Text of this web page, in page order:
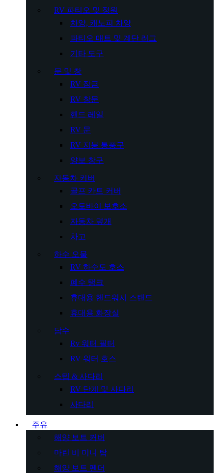
RV 파티오 및 정원
차양, 캐노피 차양
파티오 매트 및 계단 러그
기타 도구
문 및 창
RV 잠금
RV 창문
핸드 레일
RV 문
RV 지붕 통풍구
양보 창구
자동차 커버
골프 카트 커버
오토바이 보호소
자동차 덮개
차고
하수 오물
RV 하수도 호스
폐수 탱크
휴대용 핸드워시 스탠드
휴대용 화장실
담수
Rv 워터 필터
RV 워터 호스
스텝 & 사다리
RV 단계 및 사다리
사다리
주유
해양 보트 커버
마린 비 미니 탑
해양 보트 펜더